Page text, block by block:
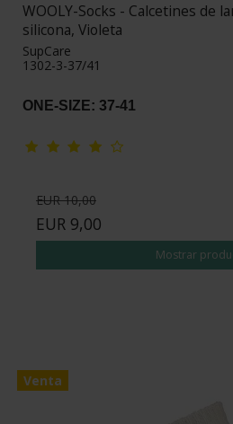
WOOLY-Socks - Calcetines de
silicona, Violeta
SupCare
1302-3-37/41
ONE-SIZE: 37-41
EUR 10,00
EUR 9,00
Mostrar
Venta